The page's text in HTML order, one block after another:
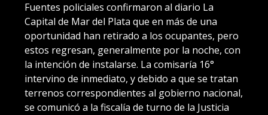
Fuentes policiales confirmaron al diario La
Capital de Mar del Plata que en más de una
oportunidad han retirado a los ocupantes, pero
estos regresan, generalmente por la noche, con
la intención de instalarse. La comisaría 16°
intervino de inmediato, y debido a que se tratan
terrenos correspondientes al gobierno nacional,
se comunicó a la fiscalía de turno de la Justicia